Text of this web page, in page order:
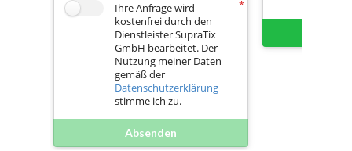
Ihre Anfrage wird
kostenfrei durch den
Dienstleister SupraTix
GmbH bearbeitet. Der
Nutzung meiner Daten
gemäß der
Datenschutzerklärung
stimme ich zu.
Absenden